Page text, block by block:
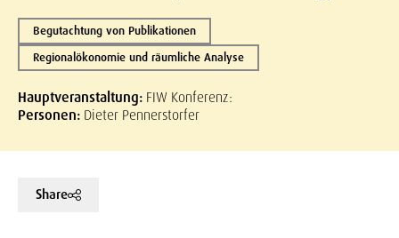
Begutachtung von Publikationen
Regionalökonomie und räumliche Analyse
Hauptveranstaltung: FIW Konferenz:
Personen: Dieter Pennerstorfer
Share